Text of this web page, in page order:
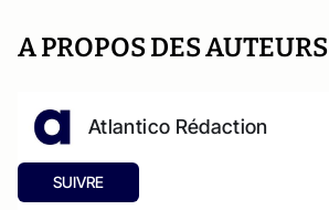
A PROPOS DES AUTEURS
Atlantico Rédaction
SUIVRE